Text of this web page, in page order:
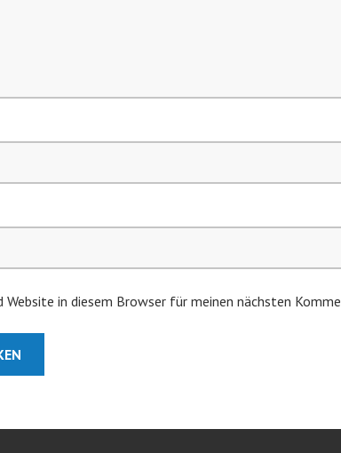
Website in diesem Browser für meinen nächsten